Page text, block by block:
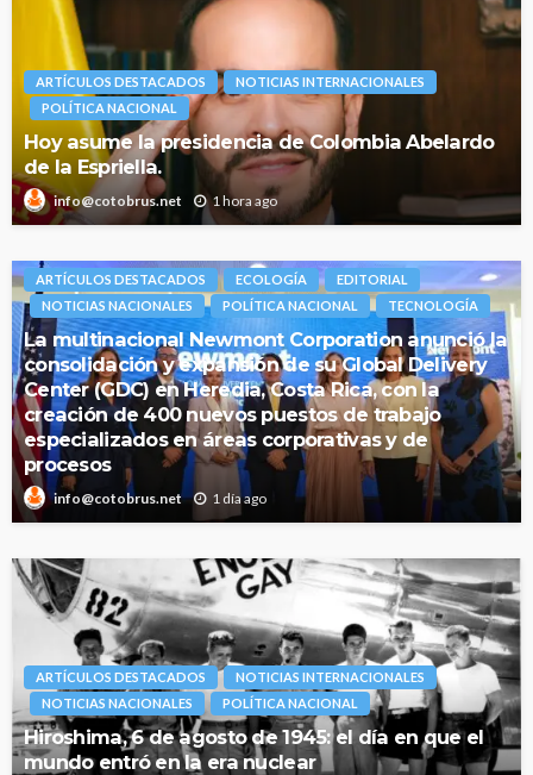
ARTÍCULOS DESTACADOS
NOTICIAS INTERNACIONALES
POLÍTICA NACIONAL
Hoy asume la presidencia de Colombia Abelardo
de la Espriella.
info@cotobrus.net 1 hora ago
ARTÍCULOS DESTACADOS ECOLOGÍA
EDITORIAL
NOTICIAS NACIONALES
POLÍTICA NACIONAL TECNOLOGÍA
La multinacional Newmont Corporation anunció la
consolidación y expansión de su Global Delivery
Center (GDC) en Heredia, Costa Rica, con la
creación de 400 nuevos puestos de trabajo
especializados en áreas corporativas y de
procesos
info@cotobrus.net 1 día ago
ARTÍCULOS DESTACADOS
NOTICIAS INTERNACIONALES
NOTICIAS NACIONALES
POLÍTICA NACIONAL
Hiroshima, 6 de agosto de 1945: el día en que el
mundo entró en la era nuclear